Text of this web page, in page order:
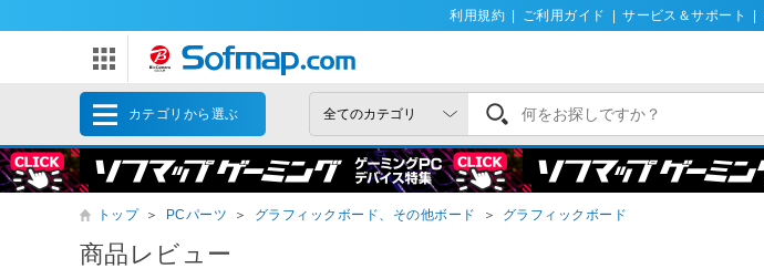
利用規約 ご利用ガイド サービス＆サポート
カテゴリから選ぶ
トップ ＞ PCパーツ ＞ グラフィックボード、その他ボード ＞ グラフィックボード
商品レビュー